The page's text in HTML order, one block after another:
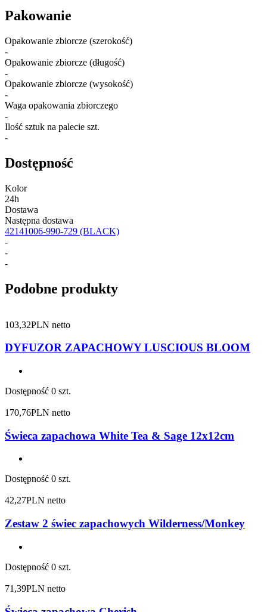
Pakowanie
Opakowanie zbiorcze (szerokość)
-
Opakowanie zbiorcze (długość)
-
Opakowanie zbiorcze (wysokość)
-
Waga opakowania zbiorczego
-
Ilość sztuk na palecie szt.
-
Dostępność
Kolor
24h
Dostawa
Następna dostawa
42141006-990-729 (BLACK)
-
-
-
Podobne produkty
103,32PLN netto
DYFUZOR ZAPACHOWY LUSCIOUS BLOOM
Dostępność 0 szt.
170,76PLN netto
Świeca zapachowa White Tea & Sage 12x12cm
Dostępność 0 szt.
42,27PLN netto
Zestaw 2 świec zapachowych Wilderness/Monkey
Dostępność 0 szt.
71,39PLN netto